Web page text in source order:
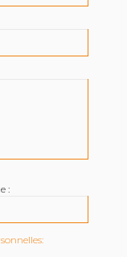
: